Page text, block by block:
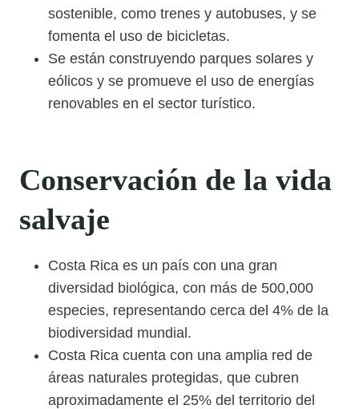
sostenible, como trenes y autobuses, y se
fomenta el uso de bicicletas.
Se están construyendo parques solares y
eólicos y se promueve el uso de energías
renovables en el sector turístico.
Conservación de la vida
salvaje
Costa Rica es un país con una gran
diversidad biológica, con más de 500,000
especies, representando cerca del 4% de la
biodiversidad mundial.
Costa Rica cuenta con una amplia red de
áreas naturales protegidas, que cubren
aproximadamente el 25% del territorio del